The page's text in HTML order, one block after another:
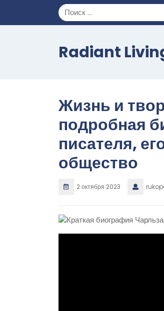
содержимому
Radiant
Жизнь и
подробная
писателя,
общество
2 октября 2023